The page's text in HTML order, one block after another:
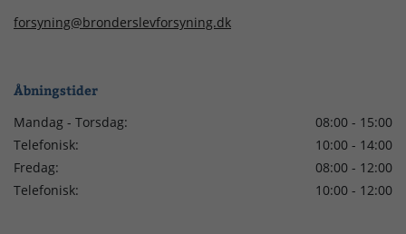
forsyning@bronderslevforsyning.dk
Åbningstider
Mandag - Torsdag:
08:00 - 15:00
Telefonisk:
10:00 - 14:00
Fredag:
08:00 - 12:00
Telefonisk:
10:00 - 12:00